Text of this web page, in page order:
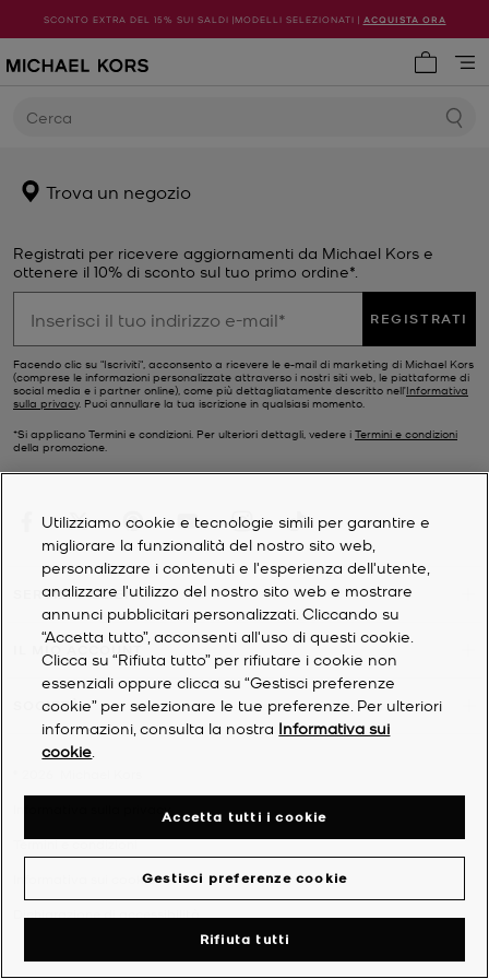
SCONTO EXTRA DEL 15% SUI SALDI |MODELLI SELEZIONATI | ACQUISTA ORA
Cerca
Trova un negozio
Registrati per ricevere aggiornamenti da Michael Kors e
ottenere il 10% di sconto sul tuo primo ordine*.
REGISTRATI
Facendo clic su "Iscriviti", acconsento a ricevere le e-mail di marketing di Michael Kors
(comprese le informazioni personalizzate attraverso i nostri siti web, le piattaforme di
social media e i partner online), come più dettagliatamente descritto nell’Informativa
sulla privacy. Puoi annullare la tua iscrizione in qualsiasi momento.
*Si applicano Termini e condizioni. Per ulteriori dettagli, vedere i Termini e condizioni
della promozione.
SERVIZIO CLIENTI
SOCIETÀ
Informativa sulla privacy
Termini e condizioni
Informativa sui cookie
Utilizziamo cookie e tecnologie simili per garantire e
migliorare la funzionalità del nostro sito web,
personalizzare i contenuti e l'esperienza dell'utente,
analizzare l'utilizzo del nostro sito web e mostrare
annunci pubblicitari personalizzati. Cliccando su
“Accetta tutto”, acconsenti all'uso di questi cookie.
Clicca su “Rifiuta tutto” per rifiutare i cookie non
essenziali oppure clicca su “Gestisci preferenze
cookie” per selezionare le tue preferenze. Per ulteriori
informazioni, consulta la nostra Informativa sui
cookie
Gestisci preferenze cookie
Rifiuta tutti
Accetta tutti i cookie